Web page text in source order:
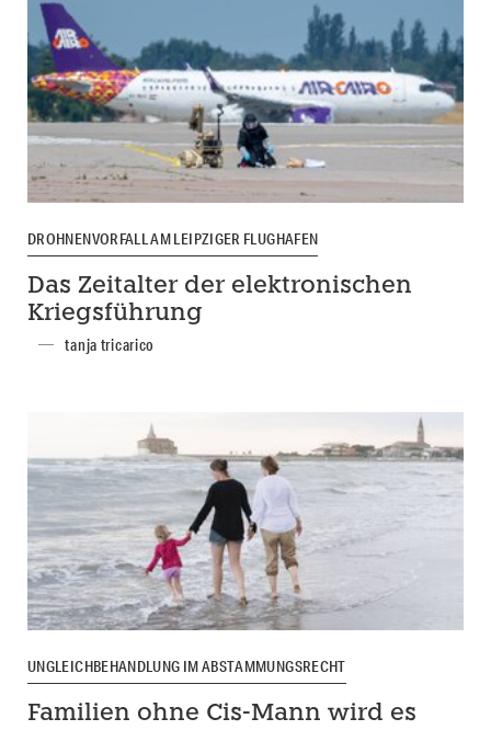
DROHNENVORFALL AM LEIPZIGER FLUGHAFEN
Das Zeitalter der elektronischen
Kriegsführung
tanja tricarico
UNGLEICHBEHANDLUNG IM ABSTAMMUNGSRECHT
Familien ohne Cis-Mann wird es